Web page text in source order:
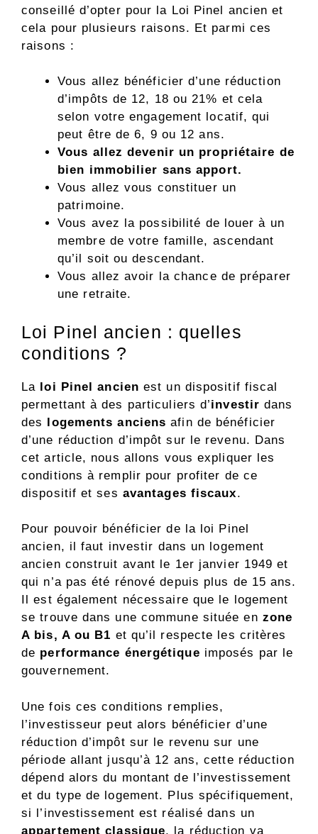
conseillé d’opter pour la Loi Pinel ancien et
cela pour plusieurs raisons. Et parmi ces
raisons :
Vous allez bénéficier d’une réduction
d’impôts de 12, 18 ou 21% et cela
selon votre engagement locatif, qui
peut être de 6, 9 ou 12 ans.
Vous allez devenir un propriétaire de
bien immobilier sans apport.
Vous allez vous constituer un
patrimoine.
Vous avez la possibilité de louer à un
membre de votre famille, ascendant
qu’il soit ou descendant.
Vous allez avoir la chance de préparer
une retraite.
Loi Pinel ancien : quelles
conditions ?
La loi Pinel ancien est un dispositif fiscal
permettant à des particuliers d’investir dans
des logements anciens afin de bénéficier
d’une réduction d’impôt sur le revenu. Dans
cet article, nous allons vous expliquer les
conditions à remplir pour profiter de ce
dispositif et ses avantages fiscaux.
Pour pouvoir bénéficier de la loi Pinel
ancien, il faut investir dans un logement
ancien construit avant le 1er janvier 1949 et
qui n’a pas été rénové depuis plus de 15 ans.
Il est également nécessaire que le logement
se trouve dans une commune située en zone
A bis, A ou B1 et qu’il respecte les critères
de performance énergétique imposés par le
gouvernement.
Une fois ces conditions remplies,
l’investisseur peut alors bénéficier d’une
réduction d’impôt sur le revenu sur une
période allant jusqu’à 12 ans, cette réduction
dépend alors du montant de l’investissement
et du type de logement. Plus spécifiquement,
si l’investissement est réalisé dans un
appartement classique, la réduction va